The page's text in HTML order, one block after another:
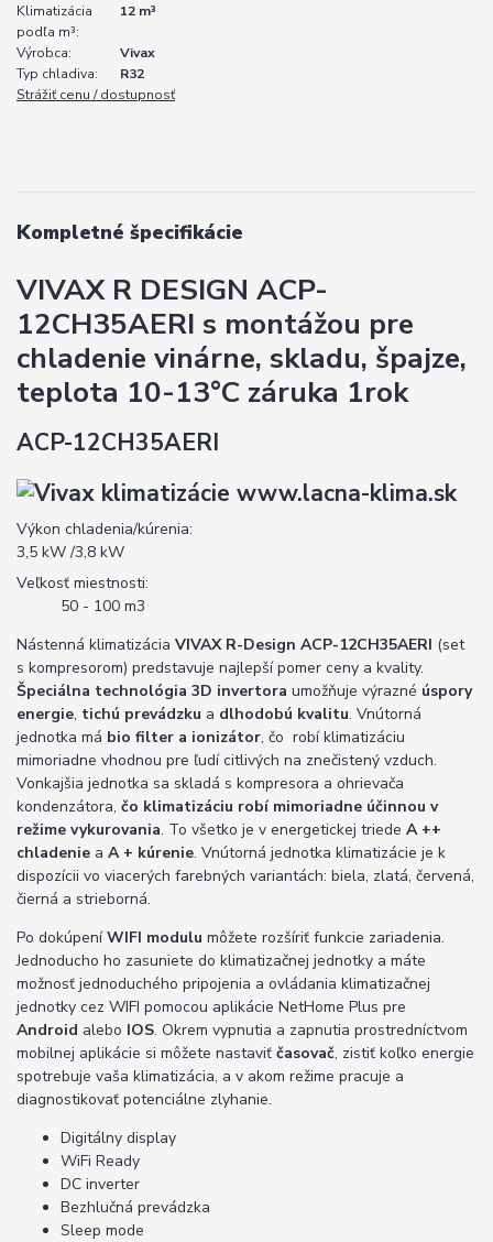
Klimatizácia
podľa m³:
12 m³
Výrobca:
Vivax
Typ chladiva:
R32
Strážiť cenu / dostupnosť
Kompletné špecifikácie
VIVAX R DESIGN ACP-
12CH35AERI s montážou pre
chladenie vinárne, skladu, špajze,
teplota 10-13°C záruka 1rok
ACP-12CH35AERI
Výkon chladenia/kúrenia:
3,5 kW /3,8 kW
Veľkosť miestnosti:
50 - 100 m3
Nástenná klimatizácia VIVAX R-Design ACP-12CH35AERI (set
s kompresorom) predstavuje najlepší pomer ceny a kvality.
Špeciálna technológia 3D invertora umožňuje výrazné úspory
energie, tichú prevádzku a dlhodobú kvalitu. Vnútorná
jednotka má bio filter a ionizátor, čo robí klimatizáciu
mimoriadne vhodnou pre ľudí citlivých na znečistený vzduch.
Vonkajšia jednotka sa skladá s kompresora a ohrievača
kondenzátora, čo klimatizáciu robí mimoriadne účinnou v
režime vykurovania. To všetko je v energetickej triede A ++
chladenie a A + kúrenie. Vnútorná jednotka klimatizácie je k
dispozícii vo viacerých farebných variantách: biela, zlatá, červená,
čierná a strieborná.
Po dokúpeníWIFI modulu môžete rozšíriť funkcie zariadenia.
Jednoducho ho zasuniete do klimatizačnej jednotky a máte
možnosť jednoduchého pripojenia a ovládania klimatizačnej
jednotky cez WIFI pomocou aplikácie NetHome Plus pre
Android alebo IOS. Okrem vypnutia a zapnutia prostredníctvom
mobilnej aplikácie si môžete nastaviť časovač, zistiť koľko energie
spotrebuje vaša klimatizácia, a v akom režime pracuje a
diagnostikovať potenciálne zlyhanie.
Digitálny display
WiFi Ready
DC inverter
Bezhlučná prevádzka
Sleep mode